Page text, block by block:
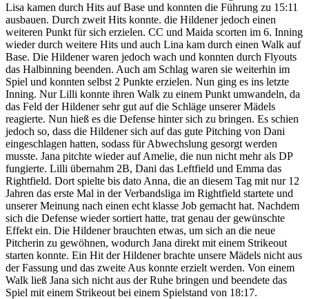
Lisa kamen durch Hits auf Base und konnten die Führung zu 15:11
ausbauen. Durch zweit Hits konnte. die Hildener jedoch einen
weiteren Punkt für sich erzielen. CC und Maida scorten im 6. Inning
wieder durch weitere Hits und auch Lina kam durch einen Walk auf
Base. Die Hildener waren jedoch wach und konnten durch Flyouts
das Halbinning beenden. Auch am Schlag waren sie weiterhin im
Spiel und konnten selbst 2 Punkte erzielen. Nun ging es ins letzte
Inning. Nur Lilli konnte ihren Walk zu einem Punkt umwandeln, da
das Feld der Hildener sehr gut auf die Schläge unserer Mädels
reagierte. Nun hieß es die Defense hinter sich zu bringen. Es schien
jedoch so, dass die Hildener sich auf das gute Pitching von Dani
eingeschlagen hatten, sodass für Abwechslung gesorgt werden
musste. Jana pitchte wieder auf Amelie, die nun nicht mehr als DP
fungierte. Lilli übernahm 2B, Dani das Leftfield und Emma das
Rightfield. Dort spielte bis dato Anna, die an diesem Tag mit nur 12
Jahren das erste Mal in der Verbandsliga im Rightfield startete und
unserer Meinung nach einen echt klasse Job gemacht hat. Nachdem
sich die Defense wieder sortiert hatte, trat genau der gewünschte
Effekt ein. Die Hildener brauchten etwas, um sich an die neue
Pitcherin zu gewöhnen, wodurch Jana direkt mit einem Strikeout
starten konnte. Ein Hit der Hildener brachte unsere Mädels nicht aus
der Fassung und das zweite Aus konnte erzielt werden. Von einem
Walk ließ Jana sich nicht aus der Ruhe bringen und beendete das
Spiel mit einem Strikeout bei einem Spielstand von 18:17.